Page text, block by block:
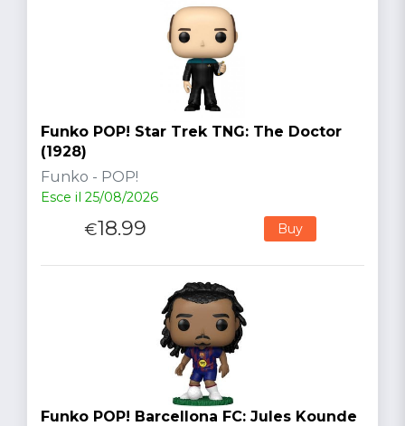
Funko POP! Star Trek TNG: The Doctor
(1928)
Funko - POP!
Esce il 25/08/2026
€18.99 Buy
Funko POP! Barcellona FC: Jules Kounde